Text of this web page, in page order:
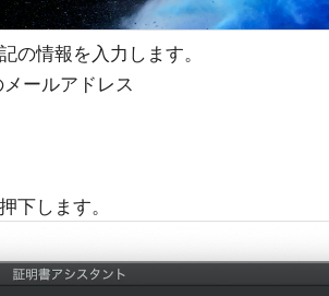
の情報を入力します。
ールアドレス
下します。